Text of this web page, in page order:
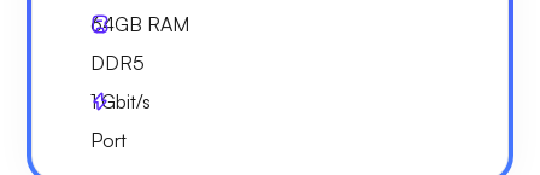
64GB RAM
DDR5
1Gbit/s
Port